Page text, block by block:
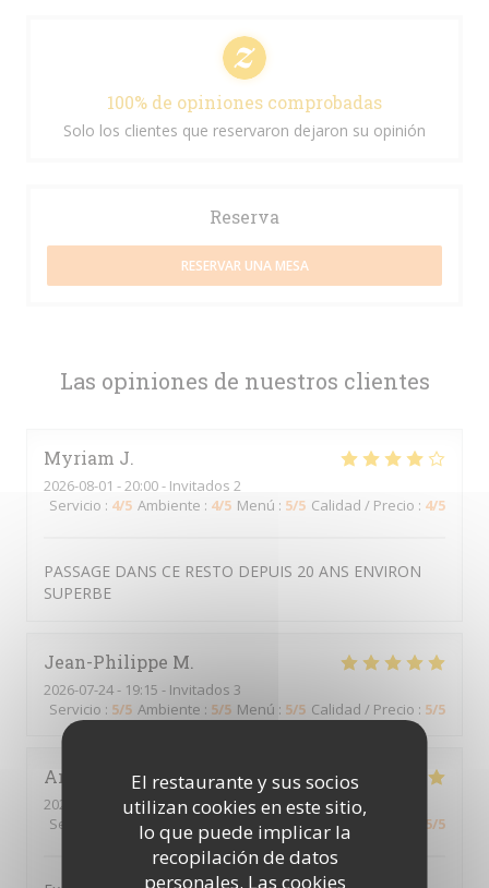
El restaurante y sus socios
utilizan cookies en este sitio,
lo que puede implicar la
recopilación de datos
personales. Las cookies
Las opiniones de nuestros clientes
Myriam J
2026-08-01 - 20:00 - Invitados 2
Servicio : 4/5 Ambiente : 4/5 Menú : 5/5 Calidad / Precio : 4/5
PASSAGE DANS CE RESTO DEPUIS 20 ANS ENVIRON
SUPERBE
Jean-Philippe M
2026-07-24- 19:15 - Invitados 3
Servicio : 5/5 Ambiente : 5/5 Menú : 5/5 Calidad / Precio : 5/5
Antoine
2026-07-22
- 19:00 - Invitados 4
Servicio
Ambiente Menú /5 Calidad / Precio 5/5
100% de opiniones comprobadas
Solo los clientes que reservaron dejaron su opinión
Reserva
RESERVAR UNA MESA